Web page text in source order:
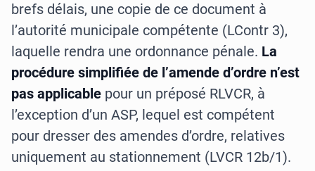
brefs délais, une copie de ce document à
l’autorité municipale compétente (LContr 3),
laquelle rendra une ordonnance pénale. La
procédure simplifiée de l’amende d’ordre n’est
pas applicable pour un préposé RLVCR, à
l’exception d’un ASP, lequel est compétent
pour dresser des amendes d’ordre, relatives
uniquement au stationnement (LVCR 12b/1).